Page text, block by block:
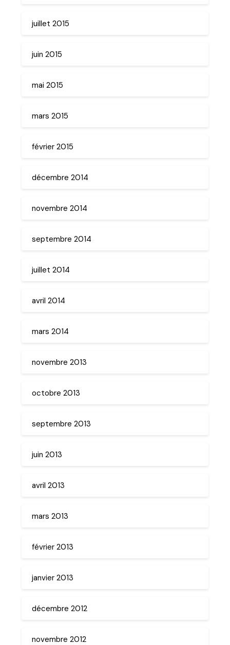
juillet 2015
juin 2015
mai 2015
mars 2015
février 2015
décembre 2014
novembre 2014
septembre 2014
juillet 2014
avril 2014
mars 2014
novembre 2013
octobre 2013
septembre 2013
juin 2013
avril 2013
mars 2013
février 2013
janvier 2013
décembre 2012
novembre 2012